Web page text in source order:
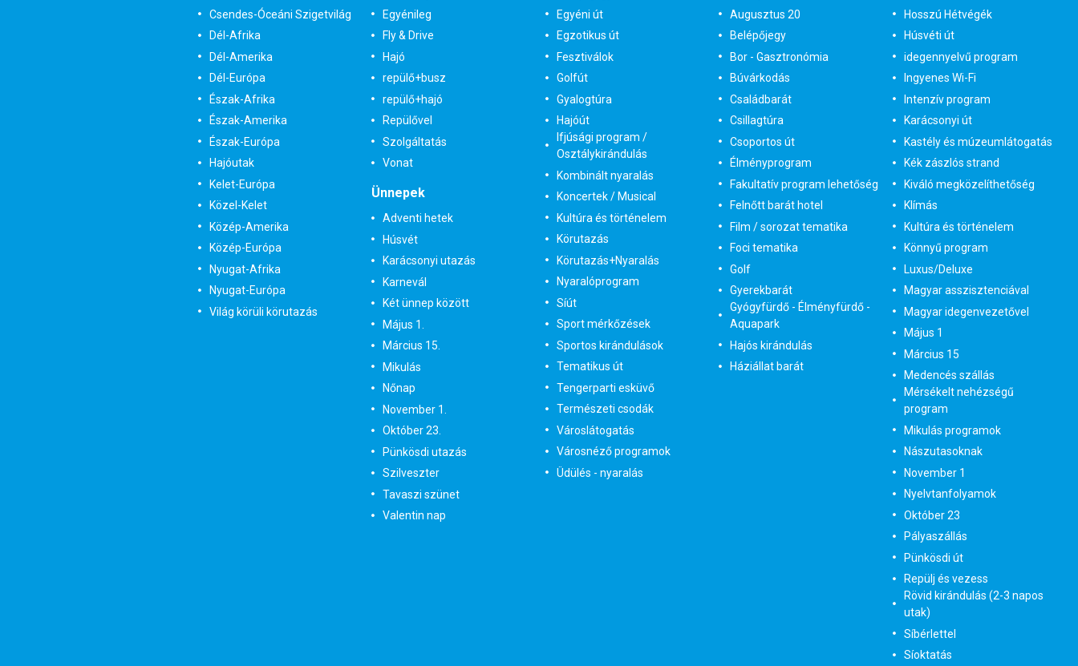
Csendes-Óceáni Szigetvilág
Dél-Afrika
Dél-Amerika
Dél-Európa
Észak-Afrika
Észak-Amerika
Észak-Európa
Hajóutak
Kelet-Európa
Közel-Kelet
Közép-Amerika
Közép-Európa
Nyugat-Afrika
Nyugat-Európa
Világ körüli körutazás
Egyénileg
Fly & Drive
Hajó
repülő+busz
repülő+hajó
Repülővel
Szolgáltatás
Vonat
Ünnepek
Adventi hetek
Húsvét
Karácsonyi utazás
Karnevál
Két ünnep között
Május 1.
Március 15.
Mikulás
Nőnap
November 1.
Október 23.
Pünkösdi utazás
Szilveszter
Tavaszi szünet
Valentin nap
Egyéni út
Egzotikus út
Fesztiválok
Golfút
Gyalogtúra
Hajóút
Ifjúsági program /
Osztálykirándulás
Kombinált nyaralás
Koncertek / Musical
Kultúra és történelem
Körutazás
Körutazás+Nyaralás
Nyaralóprogram
Síút
Sport mérkőzések
Sportos kirándulások
Tematikus út
Tengerparti esküvő
Természeti csodák
Városlátogatás
Városnéző programok
Üdülés - nyaralás
Augusztus 20
Belépőjegy
Bor - Gasztronómia
Búvárkodás
Családbarát
Csillagtúra
Csoportos út
Élményprogram
Fakultatív program lehetőség
Felnőtt barát hotel
Film / sorozat tematika
Foci tematika
Golf
Gyerekbarát
Gyógyfürdő - Élményfürdő -
Aquapark
Hajós kirándulás
Háziállat barát
Hosszú Hétvégék
Húsvéti út
idegennyelvű program
Ingyenes Wi-Fi
Intenzív program
Karácsonyi út
Kastély és múzeumlátogatás
Kék zászlós strand
Kiváló megközelíthetőség
Klímás
Kultúra és történelem
Könnyű program
Luxus/Deluxe
Magyar asszisztenciával
Magyar idegenvezetővel
Május 1
Március 15
Medencés szállás
Mérsékelt nehézségű
program
Mikulás programok
Nászutasoknak
November 1
Nyelvtanfolyamok
Október 23
Pályaszállás
Pünkösdi út
Repülj és vezess
Rövid kirándulás (2-3 napos
utak)
Síbérlettel
Síoktatás